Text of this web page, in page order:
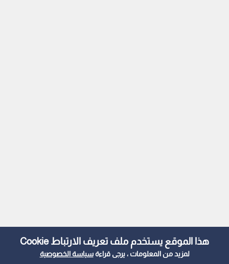
هذا الموقع يستخدم ملف تعريف الارتباط Cookie
لمزيد من المعلومات ، يرجى قراءةسياسة الخصوصية